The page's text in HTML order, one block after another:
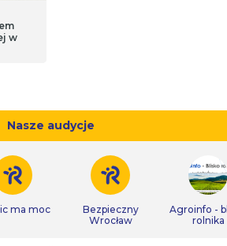
w
Nasze audycje
ma moc
Bezpieczny
Wrocław
Agroinfo -
rolnika